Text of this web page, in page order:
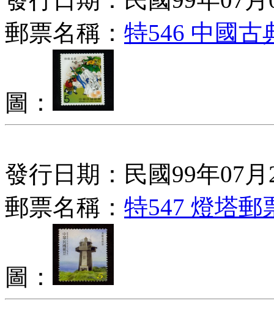
郵票名稱： 特546 中國古
圖：
發行日期：民國99年07月
郵票名稱： 特547 燈塔郵
圖：